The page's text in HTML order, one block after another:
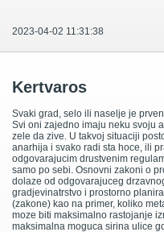
2023-04-02 11:31:38
Kertvaros
Svaki grad, selo ili naselje je
Svi oni zajedno imaju neku svoju
zele da zive. U takvoj situaciji
anarhija i svako radi sta hoce, ili
odgovarajucim drustvenim
samo po sebi. Osnovni zakoni o
dolaze od odgovarajuceg
gradjevinatrstvo i prostorno
(zakone) kao na primer, koliko
moze biti maksimalno rastojanje
maksimalna moguca sirina ulice